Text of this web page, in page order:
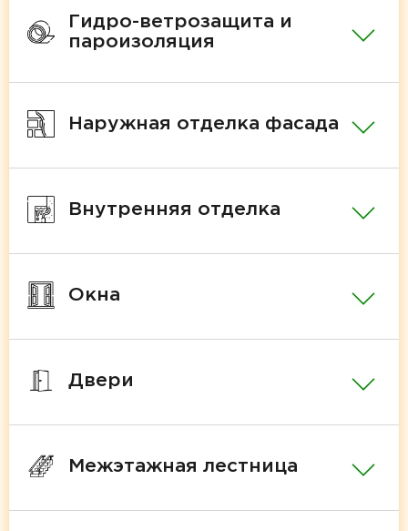
Гидро-ветрозащита и
пароизоляция
Наружная отделка фасада
Внутренняя отделка
Окна
Двери
Межэтажная лестница